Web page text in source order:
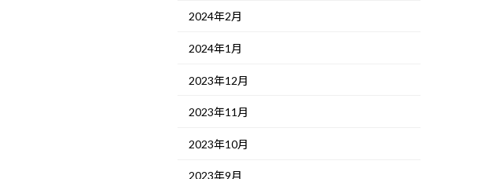
2024年2月
2024年1月
2023年12月
2023年11月
2023年10月
2023年9月